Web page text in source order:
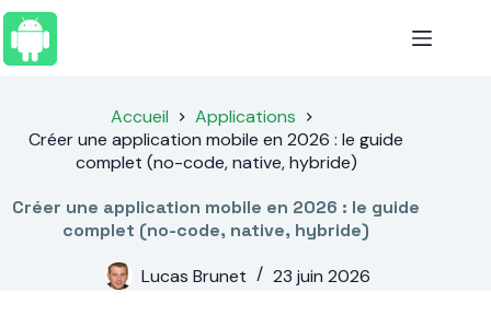
Passer
au
contenu
Accueil
Applications
Créer une application mobile en 2026 : le guide
complet (no-code, native, hybride)
Créer une application mobile en 2026 : le guide
complet (no-code, native, hybride)
Lucas Brunet
23 juin 2026